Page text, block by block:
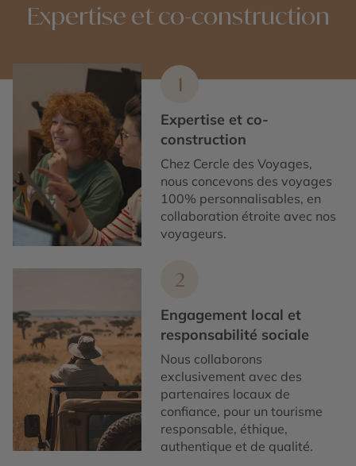
Expertise et co-construction
1
Expertise et co-
construction
Chez Cercle des Voyages,
nous concevons des voyages
100% personnalisables, en
collaboration étroite avec nos
voyageurs.
2
Engagement local et
responsabilité sociale
Nous collaborons
exclusivement avec des
partenaires locaux de
confiance, pour un tourisme
responsable, éthique,
authentique et de qualité.